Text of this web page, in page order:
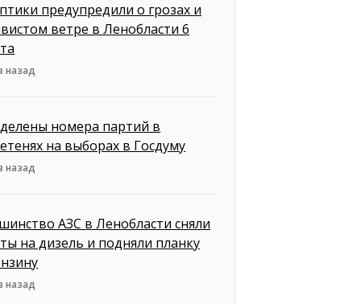
предупредили о грозах и
ветре в Ленобласти 6
назад
номера партий в
на выборах в Госдуму
назад
АЗС в Ленобласти сняли
на дизель и подняли планку
назад